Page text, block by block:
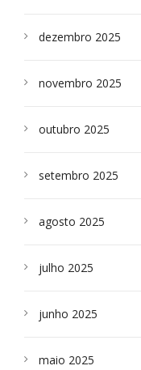
dezembro 2025
novembro 2025
outubro 2025
setembro 2025
agosto 2025
julho 2025
junho 2025
maio 2025